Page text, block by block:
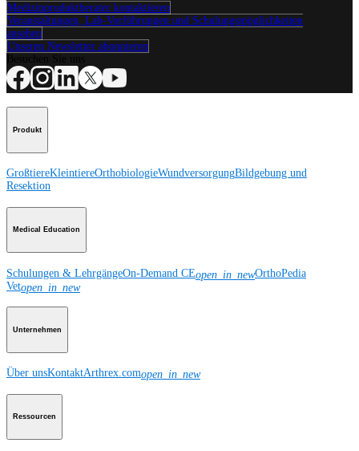
Medizinproduktberater kontaktieren
Veranstaltungen, Lab-Vorführungen und Schulungsmöglichkeiten
ansehen
Unseren Newsletter abonnieren
Produkt
GroßtiereKleintiereOrthobiologieWundversorgungBildgebung und
Resektion
Medical Education
Schulungen & LehrgängeOn-Demand CEopen_in_newOrthoPedia
Vetopen_in_new
Unternehmen
Über unsKontaktArthrex.comopen_in_new
Ressourcen